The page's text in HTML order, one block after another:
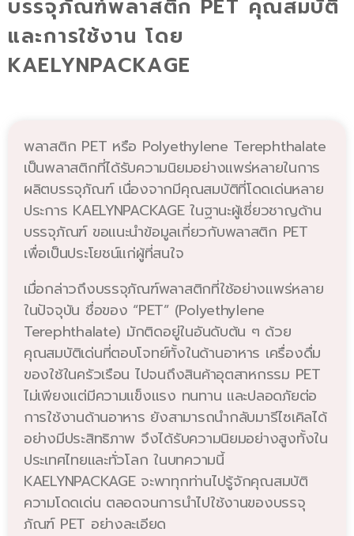
บรรจุภัณฑ์พลาสติก PET คุณสมบัติ
และการใช้งาน โดย
KAELYNPACKAGE
พลาสติก PET หรือ Polyethylene Terephthalate
เป็นพลาสติกที่ได้รับความนิยมอย่างแพร่หลายในการ
ผลิตบรรจุภัณฑ์ เนื่องจากมีคุณสมบัติที่โดดเด่นหลาย
ประการ KAELYNPACKAGE ในฐานะผู้เชี่ยวชาญด้าน
บรรจุภัณฑ์ ขอแนะนำข้อมูลเกี่ยวกับพลาสติก PET
เพื่อเป็นประโยชน์แก่ผู้ที่สนใจ
เมื่อกล่าวถึงบรรจุภัณฑ์พลาสติกที่ใช้อย่างแพร่หลาย
ในปัจจุบัน ชื่อของ “PET” (Polyethylene
Terephthalate) มักติดอยู่ในอันดับต้น ๆ ด้วย
คุณสมบัติเด่นที่ตอบโจทย์ทั้งในด้านอาหาร เครื่องดื่ม
ของใช้ในครัวเรือน ไปจนถึงสินค้าอุตสาหกรรม PET
ไม่เพียงแต่มีความแข็งแรง ทนทาน และปลอดภัยต่อ
การใช้งานด้านอาหาร ยังสามารถนำกลับมารีไซเคิลได้
อย่างมีประสิทธิภาพ จึงได้รับความนิยมอย่างสูงทั้งใน
ประเทศไทยและทั่วโลก ในบทความนี้
KAELYNPACKAGE จะพาทุกท่านไปรู้จักคุณสมบัติ
ความโดดเด่น ตลอดจนการนำไปใช้งานของบรรจุ
ภัณฑ์ PET อย่างละเอียด